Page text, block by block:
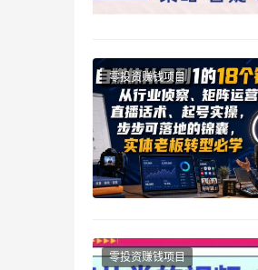
零投资赚钱项目
零投资赚钱项目